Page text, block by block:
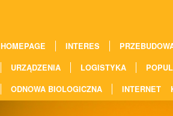
HOMEPAGE INTERES
URZĄDZENIA
LOGISTYKA
ODNOWA BIOLOGICZNA
INTERNET